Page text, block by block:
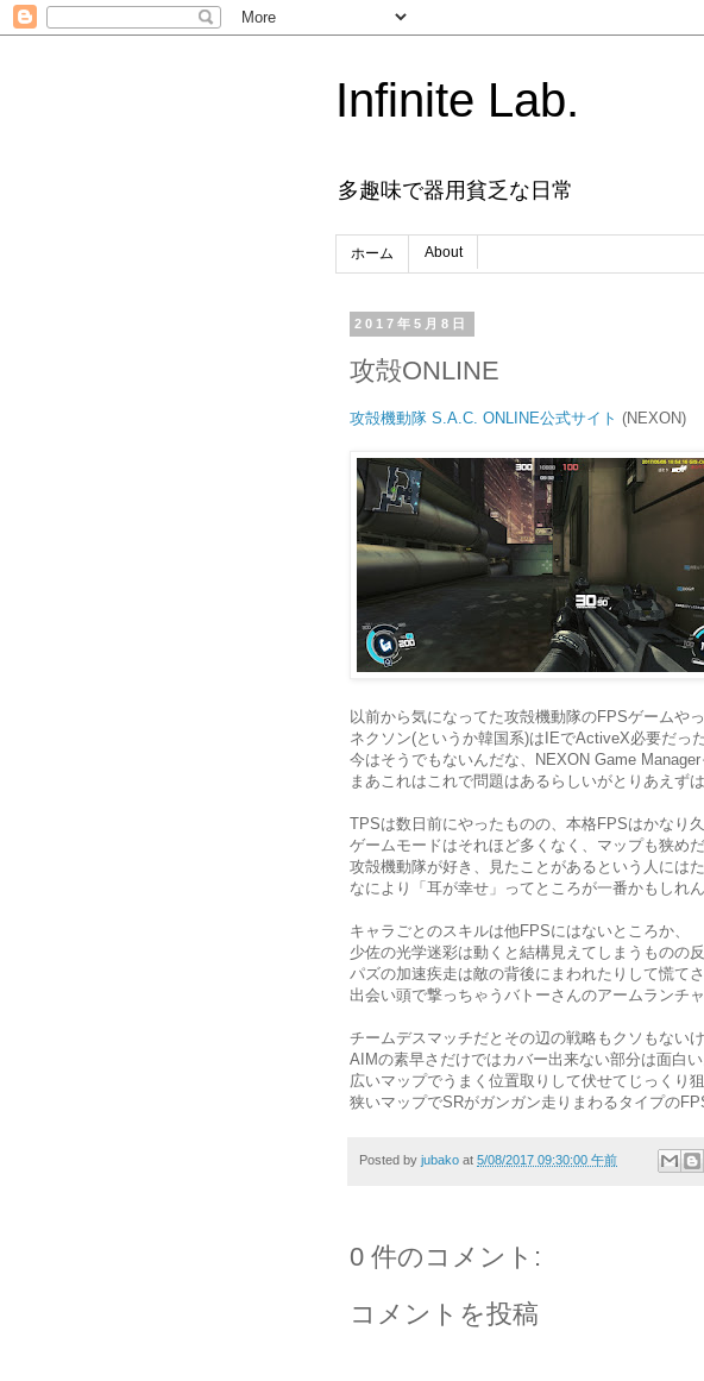
Infinite Lab.
多趣味で器用貧乏な日常
ホーム About
2017年5月8日
攻殻ONLINE
攻殻機動隊 S.A.C. ONLINE公式サイト (NEXON)
以前から気になってた攻殻機動隊のFPSゲームやっ
ネクソン(というか韓国系)はIEでActiveX必要だった
今はそうでもないんだな、NEXON Game Manager
まあこれはこれで問題はあるらしいがとりあえずは
TPSは数日前にやったものの、本格FPSはかなり久
ゲームモードはそれほど多くなく、マップも狭めだ
攻殻機動隊が好き、見たことがあるという人にはた
なにより「耳が幸せ」ってところが一番かもしれ
キャラごとのスキルは他FPSにはないところか、
少佐の光学迷彩は動くと結構見えてしまうものの反
パズの加速疾走は敵の背後にまわれたりして慌てさ
出会い頭で撃っちゃうバトーさんのアームランチ
チームデスマッチだとその辺の戦略もクソもないけ
AIMの素早さだけではカバー出来ない部分は面白い
広いマップでうまく位置取りして伏せてじっくり
狭いマップでSRがガンガン走りまわるタイプの
Posted by jubako at 5/08/2017 09:30:00 午前
0 件のコメント:
コメントを投稿